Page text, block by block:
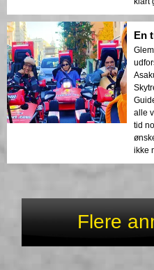
En
alle
tid
ikke
Flere